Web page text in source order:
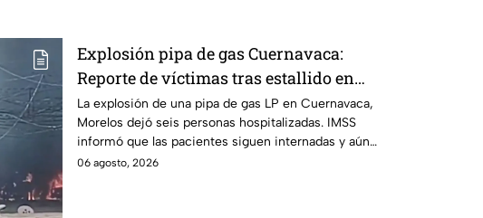
Explosión pipa de gas Cuernavaca:
Reporte de víctimas tras estallido en
Morelos
La explosión de una pipa de gas LP en Cuernavaca,
Morelos dejó seis personas hospitalizadas. IMSS
informó que las pacientes siguen internadas y aún
no hay parte médico.
06 agosto, 2026